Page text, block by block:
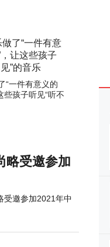
“一件有意义的
些孩子听见“听不
受邀参加
邀参加2021年中